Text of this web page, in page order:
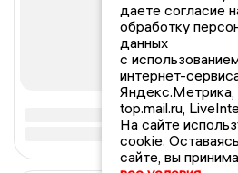
даете согласие
обработку
данных
с
интернет-
Яндекс.Метрика,
top.mail.ru,
На сайте
cookie.
сайте, вы